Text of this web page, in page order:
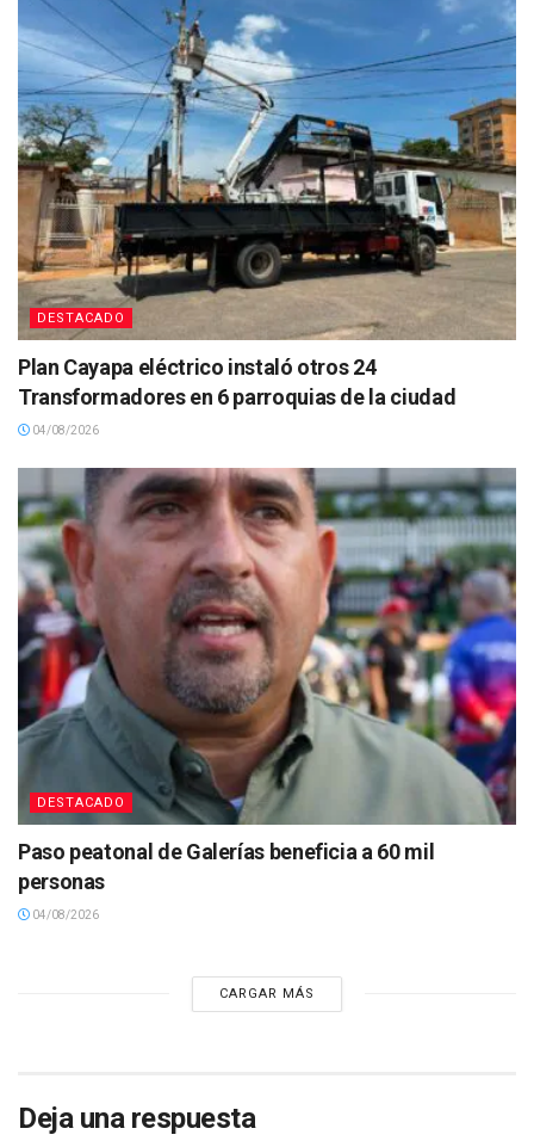
DESTACADO
Plan Cayapa eléctrico instaló otros 24
Transformadores en 6 parroquias de la ciudad
04/08/2026
DESTACADO
Paso peatonal de Galerías beneficia a 60 mil
personas
04/08/2026
CARGAR MÁS
Deja una respuesta